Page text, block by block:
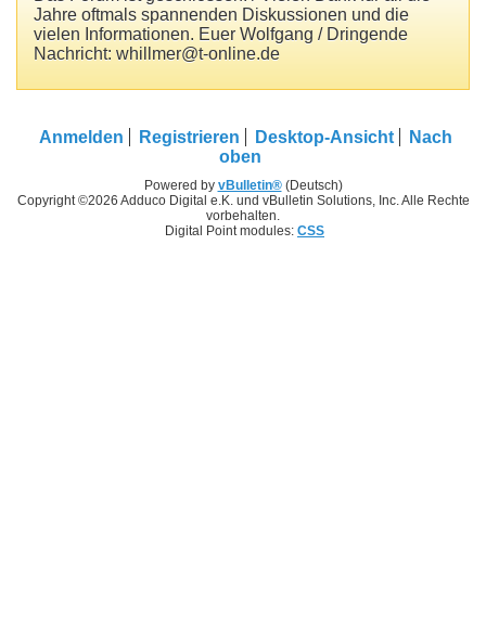
Jahre oftmals spannenden Diskussionen und die
vielen Informationen. Euer Wolfgang / Dringende
Nachricht: whillmer@t-online.de
Anmelden Registrieren Desktop-Ansicht
Nach
oben
Powered by vBulletin®(Deutsch)
Copyright ©2026 Adduco Digital e.K. und vBulletin Solutions, Inc. Alle Rechte
vorbehalten.
Digital Point modules: CSS